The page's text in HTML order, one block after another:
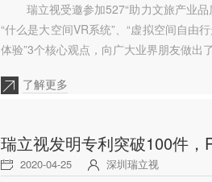
瑞立视受邀参加527“助力文旅产业
“什么是大空间VR系统”、“虚拟空间自由
体验”3个核心观点，向广大业界朋友做出
了解更多
瑞立视发明专利突破100件，
2020-04-25 深圳瑞立视